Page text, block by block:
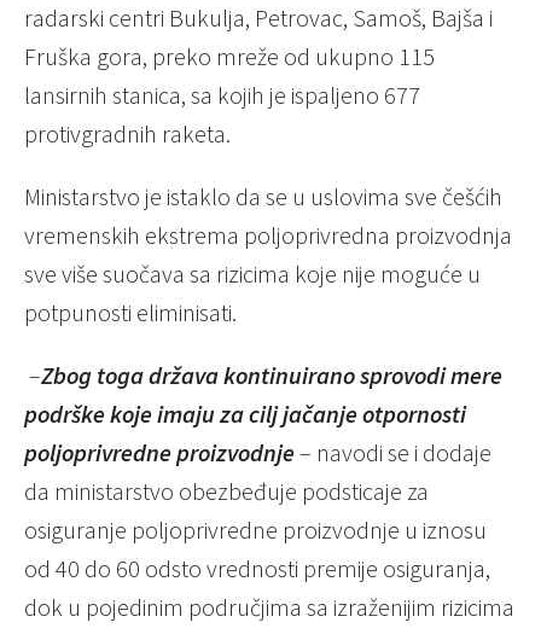
radarski centri Bukulja, Petrovac, Samoš, Bajša i
Fruška gora, preko mreže od ukupno 115
lansirnih stanica, sa kojih je ispaljeno 677
protivgradnih raketa.
Ministarstvo je istaklo da se u uslovima sve češćih
vremenskih ekstrema poljoprivredna proizvodnja
sve više suočava sa rizicima koje nije moguće u
potpunosti eliminisati.
–Zbog toga država kontinuirano sprovodi mere
podrške koje imaju za cilj jačanje otpornosti
poljoprivredne proizvodnje– navodi se i dodaje
da ministarstvo obezbeđuje podsticaje za
osiguranje poljoprivredne proizvodnje u iznosu
od 40 do 60 odsto vrednosti premije osiguranja,
dok u pojedinim područjima sa izraženijim rizicima